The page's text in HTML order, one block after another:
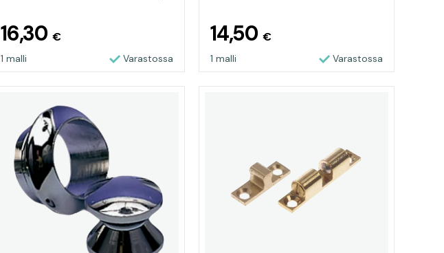
16,30 €
1 malli Varastossa
14,50 €
1 malli Varastossa